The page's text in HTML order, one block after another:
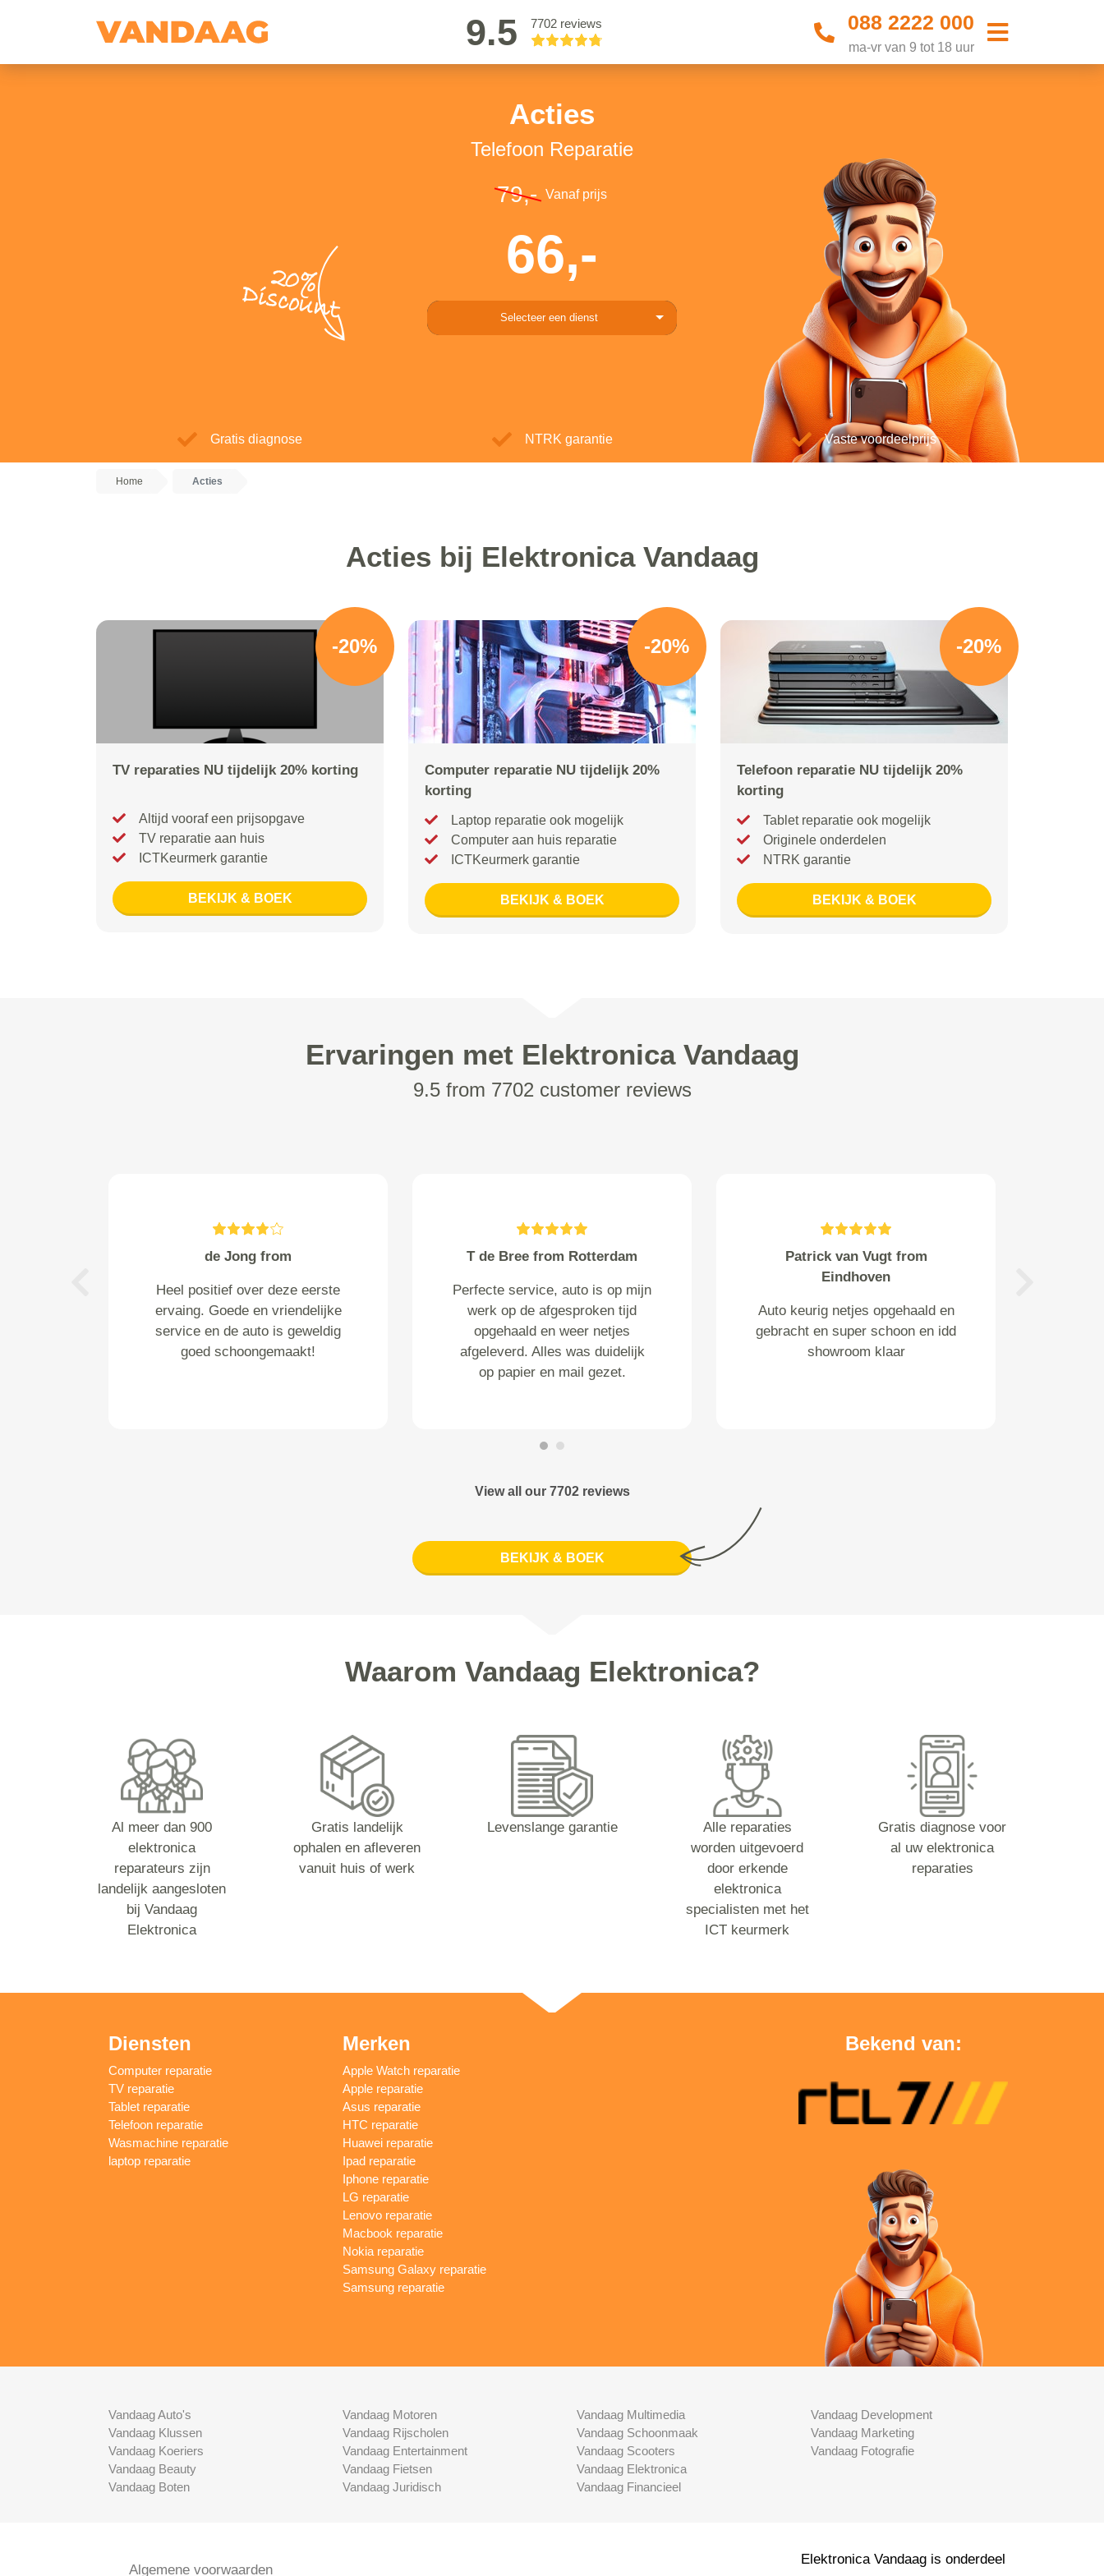
9.5 7702 reviews 088 2222 000
ma-vr van 9 tot 18 uur
Acties
Telefoon Reparatie
20%
Discount
79,- Vanaf prijs
66,-
Selecteer een dienst
Gratis diagnose NTRK garantie Vaste voordeelprijs
Home Acties
Acties bij Elektronica Vandaag
-20%
TV reparaties NU tijdelijk 20% korting
Altijd vooraf een prijsopgave
TV reparatie aan huis
ICTKeurmerk garantie
BEKIJK & BOEK
-20%
Computer reparatie NU tijdelijk 20%
korting
Laptop reparatie ook mogelijk
Computer aan huis reparatie
ICTKeurmerk garantie
BEKIJK & BOEK
-20%
Telefoon reparatie NU tijdelijk 20%
korting
Tablet reparatie ook mogelijk
Originele onderdelen
NTRK garantie
BEKIJK & BOEK
Ervaringen met Elektronica Vandaag
9.5 from 7702 customer reviews
Lukens from Stadskanaal
Reparatie is uitgevoerd conform
de afspraak, bedrijf het alles
netjes verzorgd, tevens nog een
kapotte lamp vervangen zonder
Tessa Geers from Tilburg
Tevreden!
A. Donkers from Eindhoven
bevelen naar derden
View all our 7702 reviews
BEKIJK & BOEK
Waarom Vandaag Elektronica?
Al meer dan 900
elektronica
reparateurs zijn
landelijk aangesloten
bij Vandaag
Elektronica
Gratis landelijk
ophalen en afleveren
vanuit huis of werk
Levenslange garantie
Alle reparaties
worden uitgevoerd
door erkende
elektronica
specialisten met het
ICT keurmerk
Gratis diagnose voor
al uw elektronica
reparaties
Diensten
Computer reparatie
TV reparatie
Tablet reparatie
Telefoon reparatie
Wasmachine reparatie
laptop reparatie
Merken
Apple Watch reparatie
Apple reparatie
Asus reparatie
HTC reparatie
Huawei reparatie
Ipad reparatie
Iphone reparatie
LG reparatie
Lenovo reparatie
Macbook reparatie
Nokia reparatie
Samsung Galaxy reparatie
Samsung reparatie
Bekend van:
Vandaag Auto's
Vandaag Klussen
Vandaag Koeriers
Vandaag Beauty
Vandaag Boten
Vandaag Motoren
Vandaag Rijscholen
Vandaag Entertainment
Vandaag Fietsen
Vandaag Juridisch
Vandaag Multimedia
Vandaag Schoonmaak
Vandaag Scooters
Vandaag Elektronica
Vandaag Financieel
Vandaag Development
Vandaag Marketing
Vandaag Fotografie
Algemene voorwaarden
Elektronica Vandaag is onderdeel